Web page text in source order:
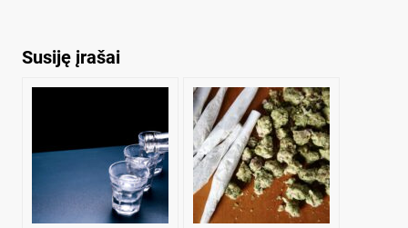
Susiję įrašai